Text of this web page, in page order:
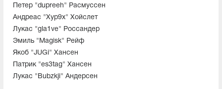
Петер "dupreeh" Расмуссен
Андреас "Xyp9x" Хойслет
Лукас "gla1ve" Россандер
Эмиль "Magisk" Рейф
Якоб "JUGi" Хансен
Патрик "es3tag" Хансен
Лукас "Bubzkji" Андерсен